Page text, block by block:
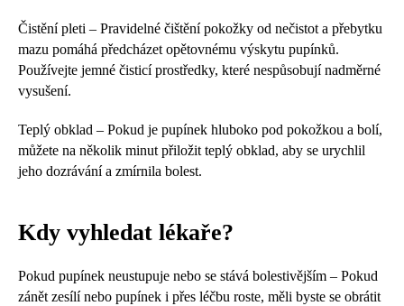
Čistění pleti – Pravidelné čištění pokožky od nečistot a přebytku
mazu pomáhá předcházet opětovnému výskytu pupínků.
Používejte jemné čisticí prostředky, které nespůsobují nadměrné
vysušení.
Teplý obklad – Pokud je pupínek hluboko pod pokožkou a bolí,
můžete na několik minut přiložit teplý obklad, aby se urychlil
jeho dozrávání a zmírnila bolest.
Kdy vyhledat lékaře?
Pokud pupínek neustupuje nebo se stává bolestivějším – Pokud
zánět zesílí nebo pupínek i přes léčbu roste, měli byste se obrátit